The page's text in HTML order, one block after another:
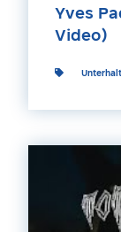
Yves
Video)